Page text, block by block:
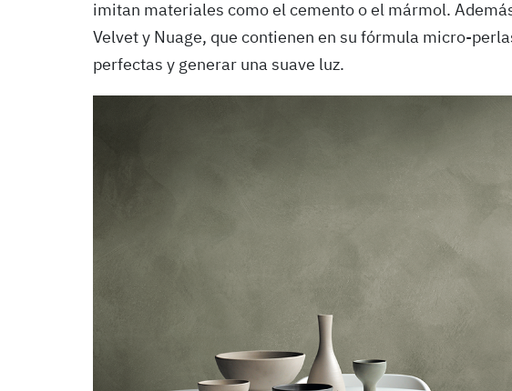
imitan materiales como el cemento o el mármol.
Velvet y Nuage, que contienen en su fórmula micro-
perfectas y generar una suave luz.